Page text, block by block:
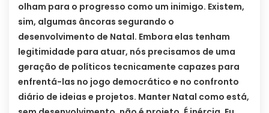
olham para o progresso como um inimigo. Existem,
sim, algumas âncoras segurando o
desenvolvimento de Natal. Embora elas tenham
legitimidade para atuar, nós precisamos de uma
geração de políticos tecnicamente capazes para
enfrentá-las no jogo democrático e no confronto
diário de ideias e projetos. Manter Natal como está,